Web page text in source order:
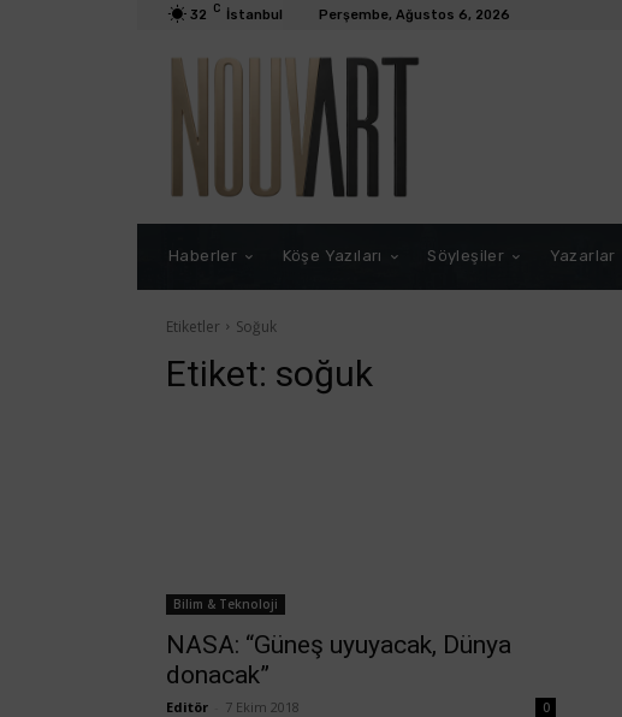
32 C İstanbul Perşembe, Ağustos 6, 2026
Haberler Köşe Yazıları Söyleşiler Yazarlar
Etiketler Soğuk
Etiket: soğuk
Bilim & Teknoloji
NASA: “Güneş uyuyacak, Dünya
donacak”
Editör 7 Ekim 2018 0